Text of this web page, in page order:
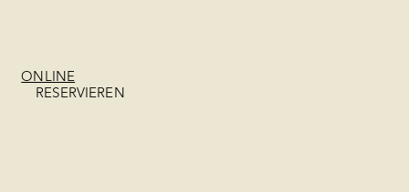
ONLINE
RESERVIEREN